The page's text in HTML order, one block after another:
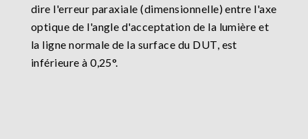
dire l'erreur paraxiale (dimensionnelle) entre l'axe
optique de l'angle d'acceptation de la lumière et
la ligne normale de la surface du DUT, est
inférieure à 0,25°.